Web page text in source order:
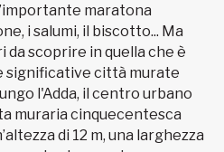
maratona
i salumi, il biscotto... Ma
scoprire in quella che è
significative città murate
l'Adda, il centro urbano
muraria cinquecentesca
di 12 m, una larghezza